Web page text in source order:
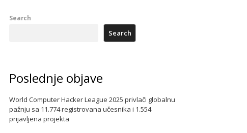
Search
Search
Poslednje objave
World Computer Hacker League 2025 privlači globalnu
pažnju sa 11.774 registrovana učesnika i 1.554
prijavljena projekta